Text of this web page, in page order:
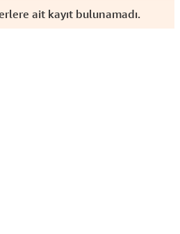
ait kayıt bulunamadı.